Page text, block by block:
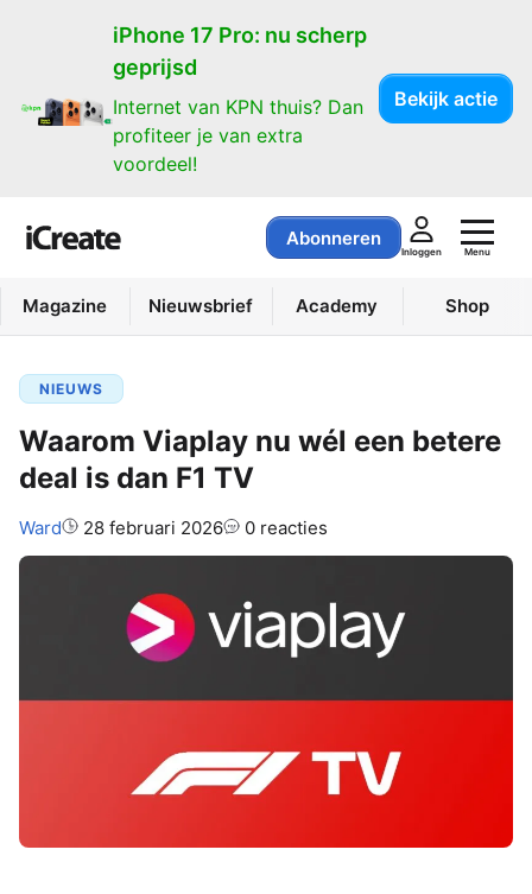
iPhone 17 Pro: nu scherp
geprijsd
Internet van KPN thuis? Dan
profiteer je van extra
voordeel!
Bekijk actie
Abonneren
Inloggen Menu
Magazine Nieuwsbrief Academy Shop
NIEUWS
Waarom Viaplay nu wél een betere
deal is dan F1 TV
Auteur:
Ward 28 februari 2026 0 reacties